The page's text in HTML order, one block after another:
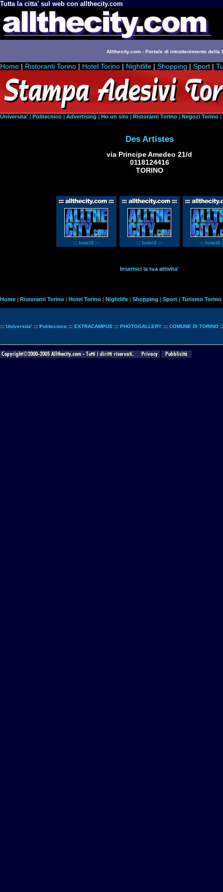
Tutta la citta' sul web con allthecity.com
Allthecity.com - Portale di intrattenimento della
Home | Ristoranti Torino | Hotel Torino | Nightlife | Shopping | Sport |
Universita' | Politecnico | Advertising | Ho un sito | Ristoranti Torino | Negozi Torino |
Des Artistes
via Principe Amedeo 21/d
0118124416
TORINO
::: hotel3 ::: ::: hotel3 ::: ::: hotel3
Inserisci la tua attivita'
Home | Ristoranti Torino | Hotel Torino | Nightlife | Shopping | Sport | Turismo Torino
::: Universita' ::: Politecnico ::: EXTRACAMPUS ::: PHOTOGALLERY ::: COMUNE DI TORINO